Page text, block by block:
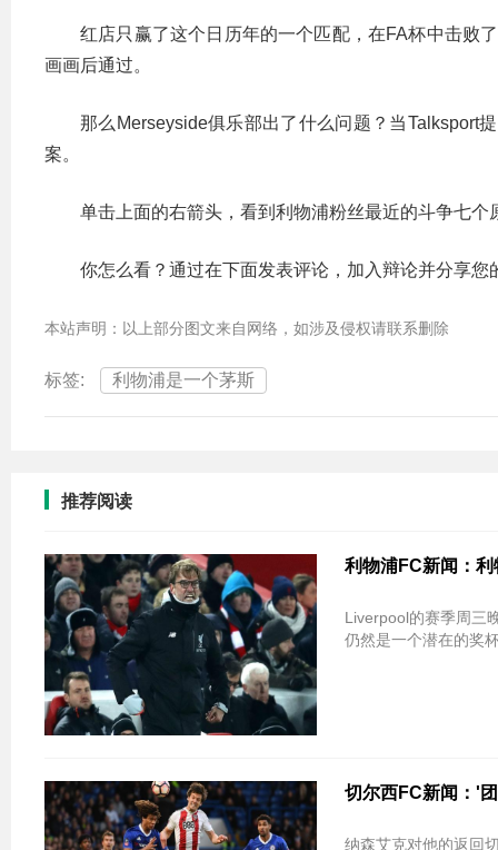
红店只赢了这个日历年的一个匹配，在FA杯中击败
画画后通过。
那么Merseyside俱乐部出了什么问题？当Talksport
案。
单击上面的右箭头，看到利物浦粉丝最近的斗争七个
你怎么看？通过在下面发表评论，加入辩论并分享您
本站声明：以上部分图文来自网络，如涉及侵权请联系删除
标签: 利物浦是一个茅斯
推荐阅读
利物浦FC新闻：
Liverpool的赛季周三
仍然是一个潜在的奖
切尔西FC新闻：'
纳森艾克对他的返回